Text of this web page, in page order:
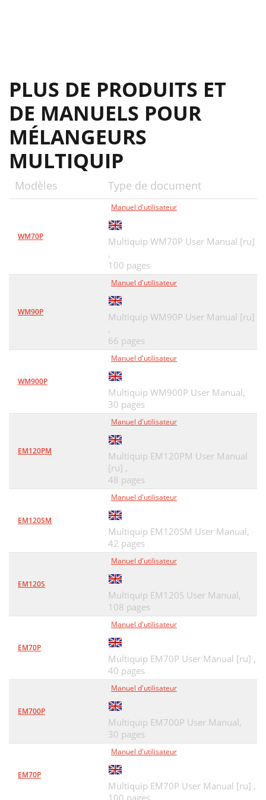
PLUS DE PRODUITS ET
DE MANUELS POUR
MÉLANGEURS
MULTIQUIP
Modèles Type de document
WM70P
Manuel d'utilisateur
Multiquip WM70P User Manual [ru]
,
100 pages
WM90P
Manuel d'utilisateur
Multiquip WM90P User Manual [ru]
,
66 pages
WM900P
Manuel d'utilisateur
Multiquip WM900P User Manual,
30 pages
EM120PM
Manuel d'utilisateur
Multiquip EM120PM User Manual
[ru] ,
48 pages
EM120SM
Manuel d'utilisateur
Multiquip EM120SM User Manual,
42 pages
EM120S
Manuel d'utilisateur
Multiquip EM120S User Manual,
108 pages
EM70P
Manuel d'utilisateur
Multiquip EM70P User Manual [ru] ,
40 pages
EM700P
Manuel d'utilisateur
Multiquip EM700P User Manual,
30 pages
EM70P
Manuel d'utilisateur
Multiquip EM70P User Manual [ru] ,
100 pages